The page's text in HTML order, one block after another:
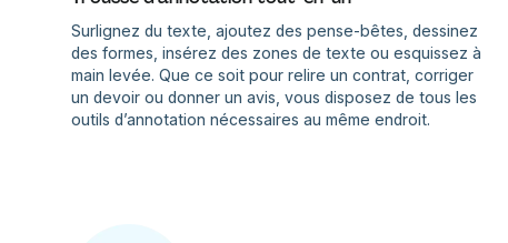
Surlignez du texte, ajoutez des pense-bêtes, dessinez
des formes, insérez des zones de texte ou esquissez à
main levée. Que ce soit pour relire un contrat, corriger
un devoir ou donner un avis, vous disposez de tous les
outils d’annotation nécessaires au même endroit.